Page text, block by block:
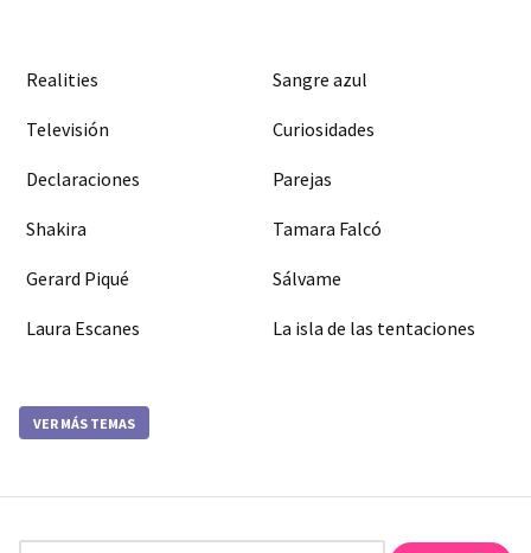
Realities Sangre azul
Televisión Curiosidades
Declaraciones Parejas
Shakira Tamara Falcó
Gerard Piqué Sálvame
Laura Escanes La isla de las tentaciones
VER MÁS TEMAS